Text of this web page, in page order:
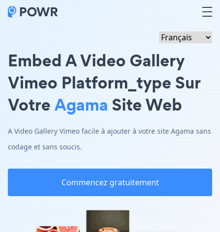
Embed A Video Gallery
Vimeo Platform_type Sur
VotreAgama Site Web
A Video Gallery Vimeo facile à ajouter à votre site Agama sans
codage et sans soucis.
Commencez gratuitement